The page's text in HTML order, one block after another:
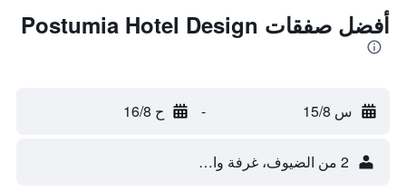
أفضل صفقات Postumia Hotel Design
س 15/8 - ح 16/8
2 من الضيوف، غرفة واحدة